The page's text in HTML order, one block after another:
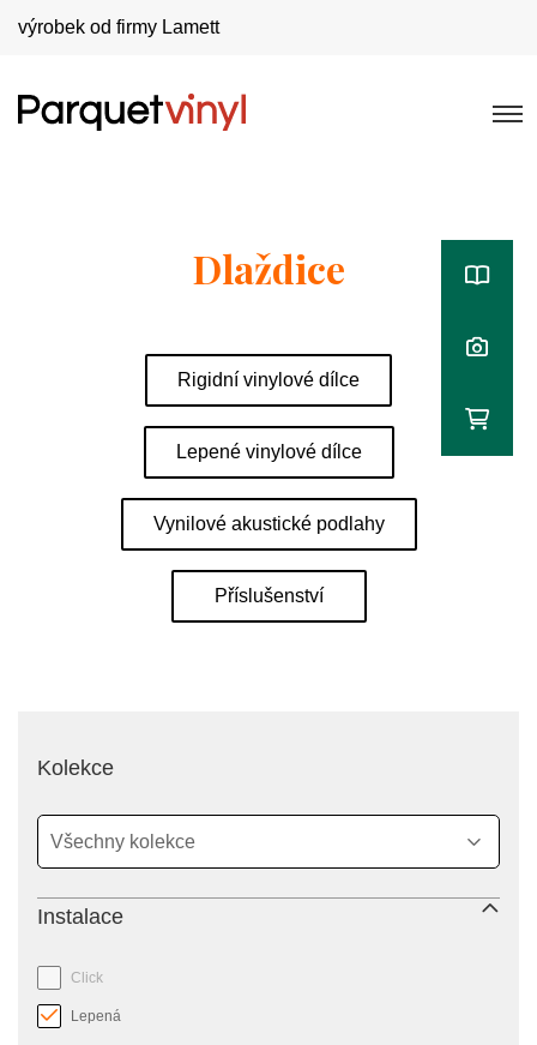
výrobek od firmy Lamett
Dlaždice
Rigidní vinylové dílce
Lepené vinylové dílce
Vynilové akustické podlahy
Příslušenství
filter
Kolekce
Instalace
Click
Lepená